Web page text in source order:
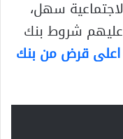
سهل،
شروط بنك
اعلى قرض من بنك